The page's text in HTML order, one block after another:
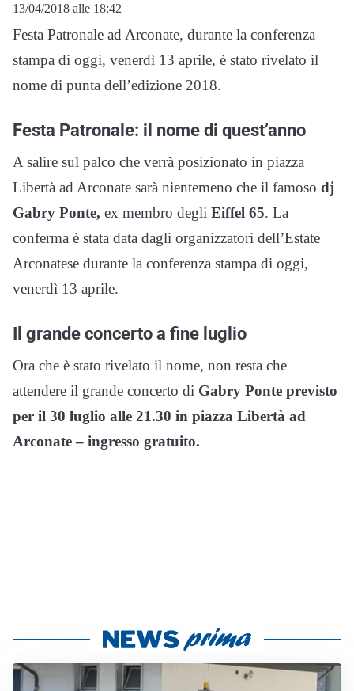
13/04/2018 alle 18:42
Festa Patronale ad Arconate, durante la conferenza
stampa di oggi, venerdì 13 aprile, è stato rivelato il
nome di punta dell’edizione 2018.
Festa Patronale: il nome di quest’anno
A salire sul palco che verrà posizionato in piazza
Libertà ad Arconate sarà nientemeno che il famoso dj
Gabry Ponte, ex membro degli Eiffel 65. La
conferma è stata data dagli organizzatori dell’Estate
Arconatese durante la conferenza stampa di oggi,
venerdì 13 aprile.
Il grande concerto a fine luglio
Ora che è stato rivelato il nome, non resta che
attendere il grande concerto di Gabry Ponte previsto
per il 30 luglio alle 21.30 in piazza Libertà ad
Arconate – ingresso gratuito.